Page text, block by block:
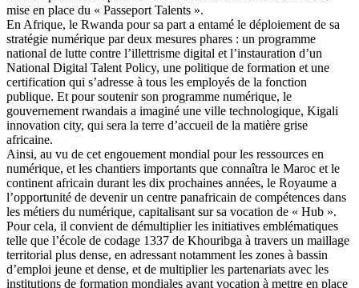
mise en place du « Passeport Talents ».
En Afrique, le Rwanda pour sa part a entamé le déploiement de sa
stratégie numérique par deux mesures phares : un programme
national de lutte contre l’illettrisme digital et l’instauration d’un
National Digital Talent Policy, une politique de formation et une
certification qui s’adresse à tous les employés de la fonction
publique. Et pour soutenir son programme numérique, le
gouvernement rwandais a imaginé une ville technologique, Kigali
innovation city, qui sera la terre d’accueil de la matière grise
africaine.
Ainsi, au vu de cet engouement mondial pour les ressources en
numérique, et les chantiers importants que connaîtra le Maroc et le
continent africain durant les dix prochaines années, le Royaume a
l’opportunité de devenir un centre panafricain de compétences dans
les métiers du numérique, capitalisant sur sa vocation de « Hub ».
Pour cela, il convient de démultiplier les initiatives emblématiques
telle que l’école de codage 1337 de Khouribga à travers un maillage
territorial plus dense, en adressant notamment les zones à bassin
d’emploi jeune et dense, et de multiplier les partenariats avec les
institutions de formation mondiales ayant vocation à mettre en place